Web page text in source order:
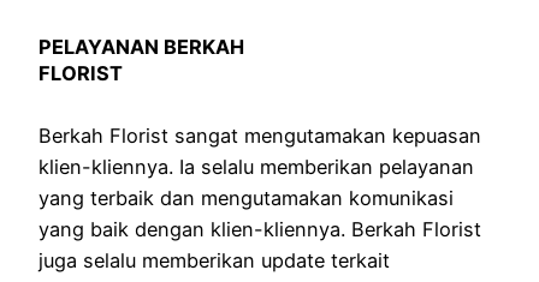
PELAYANAN BERKAH
FLORIST
Berkah Florist sangat mengutamakan kepuasan
klien-kliennya. Ia selalu memberikan pelayanan
yang terbaik dan mengutamakan komunikasi
yang baik dengan klien-kliennya. Berkah Florist
juga selalu memberikan update terkait